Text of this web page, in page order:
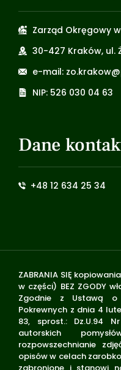
Zarząd Okręgowy
30-427 Kraków, ul.
e-mail:
NIP: 526 030 04 63
Dane
+48 12 634 25 34
ZABRANIA SIĘ
w części) BEZ ZGODY
Zgodnie z Ustawą o
Pokrewnych z dnia 4
83, sprost.: Dz.U.94
autorskich
rozpowszechnianie
opisów w celach